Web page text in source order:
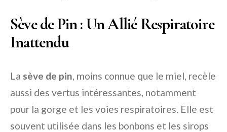
Sève de Pin : Un Allié Respiratoire
Inattendu
La sève de pin, moins connue que le miel, recèle
aussi des vertus intéressantes, notamment
pour la gorge et les voies respiratoires. Elle est
souvent utilisée dans les bonbons et les sirops